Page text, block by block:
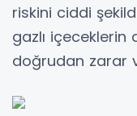
riskini ciddi
gazlı içeceklerin
doğrudan zarar